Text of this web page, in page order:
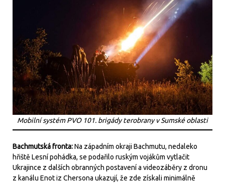
Mobilní systém PVO 101. brigády terobrany v Sumské oblasti
Bachmutská fronta:Na západním okraji Bachmutu, nedaleko
hřiště Lesní pohádka, se podařilo ruským vojákům vytlačit
Ukrajince z dalších obranných postavení a videozáběry z dronu
z kanálu Enot iz Chersona ukazují, že zde získali minimálně